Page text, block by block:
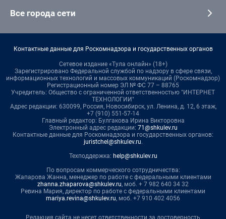
Все города сети
Контактные данные для Роскомнадзора и государственных органов
Сетевое издание «Тула онлайн» (18+)
Зарегистрировано Федеральной службой по надзору в сфере связи,
информационных технологий и массовых коммуникаций (Роскомнадзор)
Регистрационный номер ЭЛ № ФС 77 – 88765
Учредитель: Общество с ограниченной ответственностью "ИНТЕРНЕТ
ТЕХНОЛОГИИ"
Адрес редакции: 630099, Россия, Новосибирск, ул. Ленина, д. 12, 6 этаж,
+7 (910) 551-57-14
Главный редактор: Булгакова Ирина Викторовна
Электронный адрес редакции: 71@shkulev.ru
Контактные данные для Роскомнадзора и государственных органов:
juristchel@shkulev.ru.
Техподдержка: help@shkulev.ru
По вопросам коммерческого сотрудничества:
Жапарова Жанна, менеджер по работе с федеральными клиентами
zhanna.zhaparova@shkulev.ru, моб. + 7 982 640 34 32
Ревина Мария, директор по работе с федеральными клиентами
mariya.revina@shkulev.ru, моб. +7 910 402 4056